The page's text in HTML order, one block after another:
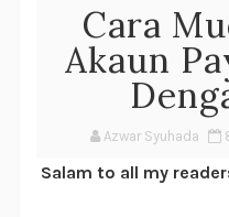
Cara
Akaun
Azwar Syuhada
Salam to all my